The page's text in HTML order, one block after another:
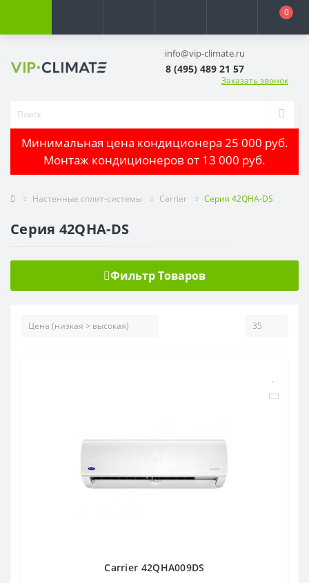
0
info@vip-climate.ru
8 (495) 489 21 57
Заказать звонок
Минимальная цена кондиционера 25 000 руб.
Монтаж кондиционеров от 13 000 руб.
Настенные сплит-системы Carrier Серия 42QHA-DS
Серия 42QHA-DS
Фильтр Товаров
Carrier 42QHA009DS